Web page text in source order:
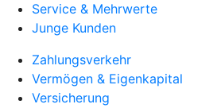
Service & Mehrwerte
Junge Kunden
Zahlungsverkehr
Vermögen & Eigenkapital
Versicherung